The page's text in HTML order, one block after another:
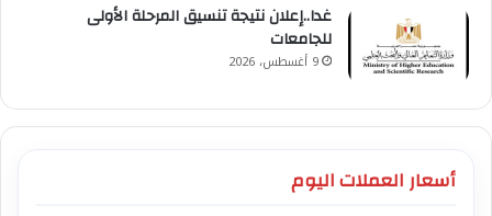
غدا..إعلان نتيجة تنسيق المرحلة الأولى
للجامعات
9 أغسطس، 2026
أسعار العملات اليوم